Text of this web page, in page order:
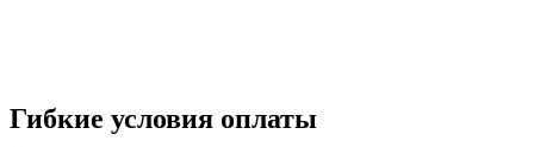
Гибкие условия оплаты